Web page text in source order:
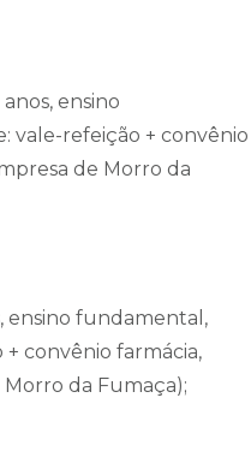
ensino
vale-refeição + convênio
de Morro da
ensino fundamental,
convênio farmácia,
da Fumaça);